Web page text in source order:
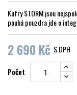
Kufry STORM jsou
pouhá pouzdra jde o
2 690 Kč S DPH
Počet